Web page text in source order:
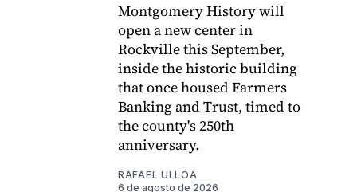
Montgomery History will
open a new center in
Rockville this September,
inside the historic building
that once housed Farmers
Banking and Trust, timed to
the county's 250th
anniversary.
RAFAEL ULLOA
6 de agosto de 2026